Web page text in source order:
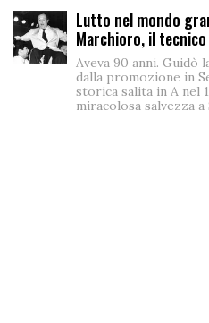
Lutto nel mondo
Marchioro, il
Aveva 90 anni. Guidò
dalla promozione in
storica salita in A nel
miracolosa salvezza a